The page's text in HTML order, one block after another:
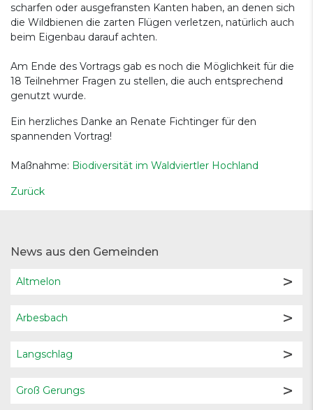
scharfen oder ausgefransten Kanten haben, an denen sich
die Wildbienen die zarten Flügen verletzen, natürlich auch
beim Eigenbau darauf achten.
Am Ende des Vortrags gab es noch die Möglichkeit für die
18 Teilnehmer Fragen zu stellen, die auch entsprechend
genutzt wurde.
Ein herzliches Danke an Renate Fichtinger für den
spannenden Vortrag!
Maßnahme: Biodiversität im Waldviertler Hochland
Zurück
News aus den Gemeinden
Altmelon
Arbesbach
Langschlag
Groß Gerungs